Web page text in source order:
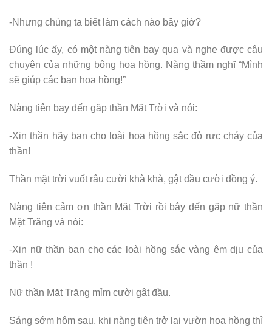
-Nhưng chúng ta biết làm cách nào bây giờ?
Đúng lúc ấy, có một nàng tiên bay qua và nghe được câu
chuyện của những bông hoa hồng. Nàng thầm nghĩ “Mình
sẽ giúp các bạn hoa hồng!”
Nàng tiên bay đến gặp thần Mặt Trời và nói:
-Xin thần hãy ban cho loài hoa hồng sắc đỏ rực cháy của
thần!
Thần mặt trời vuốt râu cười khà khà, gật đầu cười đồng ý.
Nàng tiên cảm ơn thần Mặt Trời rồi bây đến gặp nữ thần
Mặt Trăng và nói:
-Xin nữ thần ban cho các loài hồng sắc vàng êm dịu của
thần !
Nữ thần Mặt Trăng mỉm cười gật đầu.
Sáng sớm hôm sau, khi nàng tiên trở lại vườn hoa hồng thì